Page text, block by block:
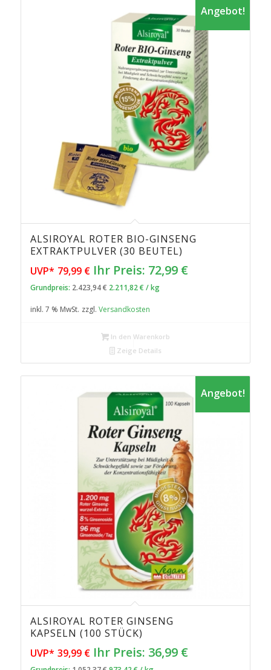
5.00
ALSIROYAL ROTER BIO-GINSENG
EXTRAKTPULVER (30 BEUTEL)
UVP* 79,99 € Ursprünglicher
Preis
79,99 €
Ihr Preis: 72,99 €Aktueller
Angebot!
Grundpreis: 2.423,94€ 2.211,82€ /kg
inkl. 7 % MwSt. zzgl. Versandkosten
In den Warenkorb
Zeige Details
4.90
ALSIROYAL ROTER GINSENG
KAPSELN (100 STÜCK)
UVP* 39,99 € Ursprünglicher
Preis
Ihr Preis: 36,99 €Aktueller
Angebot!